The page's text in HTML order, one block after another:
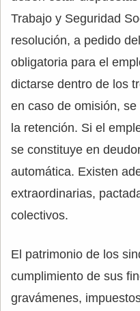
Trabajo y Seguridad
resolución, a pedido
obligatoria para el
dictarse dentro de los
en caso de omisión,
la retención. Si el
se constituye en
automática. Existen
extraordinarias,
colectivos.
El patrimonio de los
cumplimiento de sus
gravámenes,